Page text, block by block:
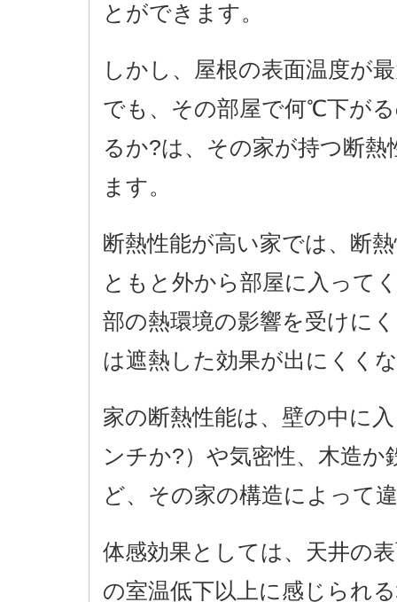
とができます。
しかし、屋根の表面温度が
でも、その部屋で何℃下が
るか?は、その家が持つ断
ます。
断熱性能が高い家では、断
ともと外から部屋に入って
部の熱環境の影響を受けに
は遮熱した効果が出にくく
家の断熱性能は、壁の中に
ンチか?）や気密性、木造
ど、その家の構造によって
体感効果としては、天井の
の室温低下以上に感じられ